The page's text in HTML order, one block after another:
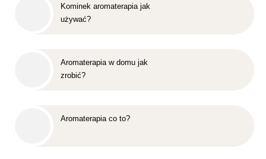
Kominek aromaterapia jak
używać?
Aromaterapia w domu jak
zrobić?
Aromaterapia co to?